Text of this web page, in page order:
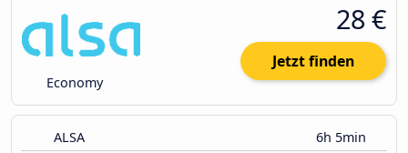
Economy
28 €
Jetzt finden
ALSA 6h 5min